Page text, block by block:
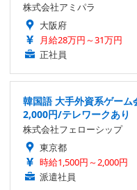
株式会社アミパラ
大阪府
月給28万円～31万円
正社員
韓国語 大手外資系ゲー
2,000円/テレワークあり
株式会社フェローシップ
東京都
時給1,500円～2,000円
派遣社員